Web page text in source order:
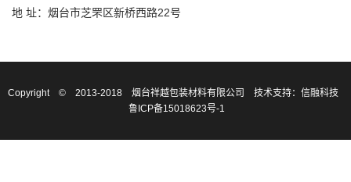
地 址：烟台市芝罘区新桥西路22号
Copyright © 2013-2018 烟台祥越包装材料有限公司
技术支持：信融科技
鲁ICP备15018623号-1